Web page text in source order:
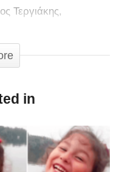
Τεργιάκης,
Λιάγκα. Οι δύο
ήταν
με τον Γιώργο
όταν η Νάνσυ
μεγάλο αγόρι του
in